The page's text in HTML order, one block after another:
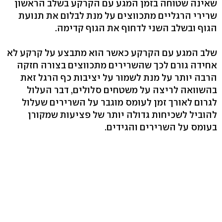
שאינה שטוחה בזמן המגע עם הקרקע בשלב הראשון
שרירי הרגליים מתכווצים על מנת לבלום את תנועת
הגוף ובשלב השני לדחוף את הגוף קדימה.
שלב המגע עם הקרקע כאשר הוא מתבצע על קרקע לא
אחידה גורם לכך שהשרירים מתכווצים בצורה חזקה
הרבה יותר על מנת לשמור על יציבות כף הרגל זאת
בהשוואה לריצה על משטחים סלולים, דבר העלול
לגרום לאורך זמן לעומס מוגבר על השרירים שעלול
להוביל לשכיחות גדולה יותר של פציעות שמקורן
בעומס על השרירים והגידים.